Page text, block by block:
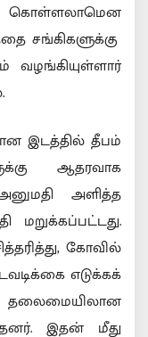
கொள்ளலாமென
சங்கிகளுக்கு
வழங்கியுள்ளார்
இடத்தில் தீபம்
ஆதரவாக
அனுமதி அளித்த
கோவில்
எடுக்கக்
இதன் மீது